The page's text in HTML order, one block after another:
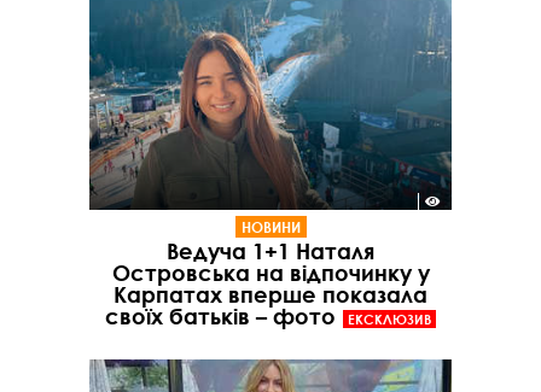
НОВИНИ
Ведуча 1+1 Наталя
Островська на відпочинку у
Карпатах вперше показала
своїх батьків – фото
ЕКСКЛЮЗИВ